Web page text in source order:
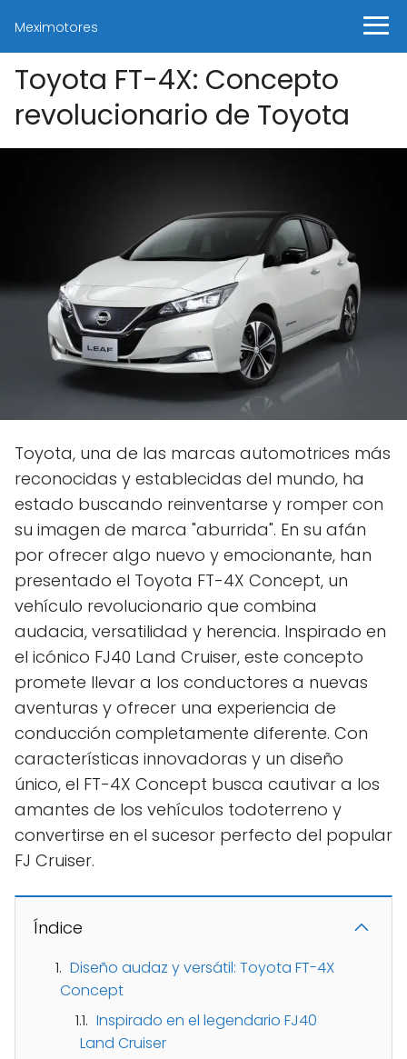
Meximotores
Toyota FT-4X: Concepto
revolucionario de Toyota
Toyota, una de las marcas automotrices más
reconocidas y establecidas del mundo, ha
estado buscando reinventarse y romper con
su imagen de marca "aburrida". En su afán
por ofrecer algo nuevo y emocionante, han
presentado el Toyota FT-4X Concept, un
vehículo revolucionario que combina
audacia, versatilidad y herencia. Inspirado en
el icónico FJ40 Land Cruiser, este concepto
promete llevar a los conductores a nuevas
aventuras y ofrecer una experiencia de
conducción completamente diferente. Con
características innovadoras y un diseño
único, el FT-4X Concept busca cautivar a los
amantes de los vehículos todoterreno y
convertirse en el sucesor perfecto del popular
FJ Cruiser.
Índice
Diseño audaz y versátil: Toyota FT-4X
Concept
Inspirado en el legendario FJ40
Land Cruiser